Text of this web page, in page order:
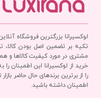
لوکسیرانا بزرگترین فروشگاه
تکیه بر تضمین اصل بودن کالا،
مشتری در مورد کیفیت کالاها و
خرید از لوکسیرانا این اطمینان
را از برترین برندهای حال حاضر
اطمینان داشته باشید.